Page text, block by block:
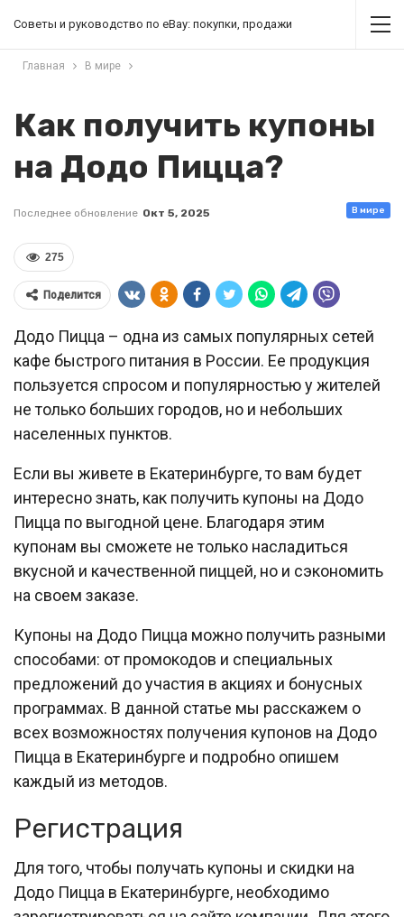
Советы и руководство по eBay: покупки, продажи
Главная В мире
Как получить купоны
на Додо Пицца?
В мире
Последнее обновление Окт 5, 2025
275
Поделится
Додо Пицца – одна из самых популярных сетей
кафе быстрого питания в России. Ее продукция
пользуется спросом и популярностью у жителей
не только больших городов, но и небольших
населенных пунктов.
Если вы живете в Екатеринбурге, то вам будет
интересно знать, как получить купоны на Додо
Пицца по выгодной цене. Благодаря этим
купонам вы сможете не только насладиться
вкусной и качественной пиццей, но и сэкономить
на своем заказе.
Купоны на Додо Пицца можно получить разными
способами: от промокодов и специальных
предложений до участия в акциях и бонусных
программах. В данной статье мы расскажем о
всех возможностях получения купонов на Додо
Пицца в Екатеринбурге и подробно опишем
каждый из методов.
Регистрация
Для того, чтобы получать купоны и скидки на
Додо Пицца в Екатеринбурге, необходимо